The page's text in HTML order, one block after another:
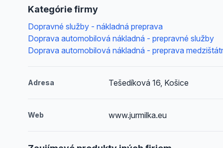
Kategórie firmy
Dopravné služby - nákladná preprava
Doprava automobilová nákladná - prepravné služby
Doprava automobilová nákladná - preprava
Adresa Tešedíková 16, Košice
Web www.jurmilka.eu